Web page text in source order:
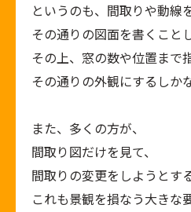
というのも、間取りや動線
その通りの図面を書くこと
その上、窓の数や位置まで
その通りの外観にするしか
また、多くの方が、
間取り図だけを見て、
間取りの変更をしようとす
これも景観を損なう大きな